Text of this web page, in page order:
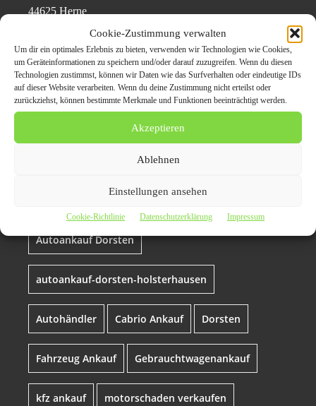
Cookie-Zustimmung verwalten
Um dir ein optimales Erlebnis zu bieten, verwenden wir Technologien wie Cookies,
um Geräteinformationen zu speichern und/oder darauf zuzugreifen. Wenn du diesen
Technologien zustimmst, können wir Daten wie das Surfverhalten oder eindeutige IDs
auf dieser Website verarbeiten. Wenn du deine Zustimmung nicht erteilst oder
zurückziehst, können bestimmte Merkmale und Funktionen beeinträchtigt werden.
Akzeptieren
Ablehnen
Einstellungen ansehen
Cookie-Richtlinie Datenschutzerklärung Impressum
44625 Herne
Telefon: 0152 22 433 138
E-Mail: kontakt@autoankauf-live.de
Themen zum Beitrag
Autoankauf in Dorsten zu
autoankauf
Autoankauf Dorsten
autoankauf-dorsten-holsterhausen
Autohändler Cabrio Ankauf Dorsten
Fahrzeug Ankauf Gebrauchtwagenankauf
kfz ankauf motorschaden verkaufen